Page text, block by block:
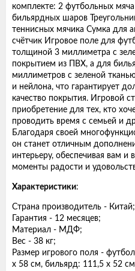
комплекте: 2 футбольных
бильярдных шаров
теннисных мячика Сумка для
счётчик Игровое поле для
толщиной 3 миллиметра с
покрытием из ПВХ, а для
миллиметров с зеленой
и нейлона, что гарантирует
качество покрытия. Игровой
приобретение для тех, кто
проводить время с семьей и
Благодаря своей
он станет отличным
интерьеру, обеспечивая вам
моменты радости и
Характеристики:
Страна производитель - Китай;
Гарантия - 12 месяцев;
Материал - МДФ;
Вес - 38 кг;
Размер игрового поля -
х 58 см, бильярд: 111,5 х 52